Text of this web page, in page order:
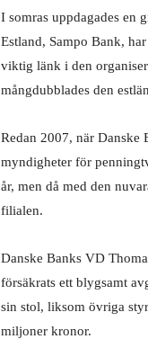
I somras uppdagades en
Estland, Sampo Bank,
viktig länk i den
mångdubblades den
Redan 2007, när Danske
myndigheter för
år, men då med den
filialen.
Danske Banks VD
försäkrats ett blygsamt
sin stol, liksom övriga
miljoner kronor.